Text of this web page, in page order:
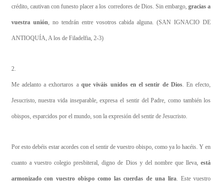
crédito, cautivan con funesto placer a los corredores de Dios. Sin embargo,gracias a
vuestra unión, no tendrán entre vosotros cabida alguna. (SAN IGNACIO DE
ANTIOQUÍA, A los de Filadelfia, 2-3)
2.
Me adelanto a exhortaros a que viváis unidos en el sentir de Dios. En efecto,
Jesucristo, nuestra vida inseparable, expresa el sentir del Padre, como también los
obispos, esparcidos por el mundo, son la expresión del sentir de Jesucristo.
Por esto debéis estar acordes con el sentir de vuestro obispo, como ya lo hacéis. Y en
cuanto a vuestro colegio presbiteral, digno de Dios y del nombre que lleva,está
armonizado con vuestro obispo como las cuerdas de una lira. Este vuestro